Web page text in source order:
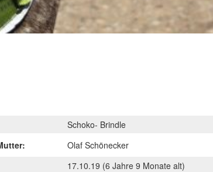
Schoko- Brindle
Olaf Schönecker
17.10.19 (6 Jahre 9 Monate alt)